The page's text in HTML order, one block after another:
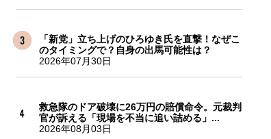
「新党」立ち上げのひろゆき氏を直撃！なぜこ
のタイミングで？自身の出馬可能性は？
2026年07月30日
救急隊のドア破壊に26万円の賠償命令。元裁判
官が訴える「現場を不当に追い詰める」...
2026年08月03日